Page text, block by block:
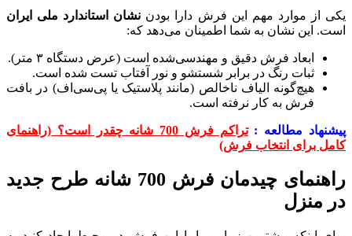
یکی از موارد مهم این فرش دارا بودن نشان استاندارد ملی ایران
است. این نشان به شما اطمینان می‌دهد که:
ابعاد فرش دقیق و مهندسی‌شده است (عرض دستگاه ۳ متر).
ثبات رنگ در برابر شستشو و نور آفتاب تست شده است.
هیچ‌گونه الیاف ناخالص (مانند پلاستیک یا پی‌سی‌اف) در بافت
فرش به کار نرفته است.
پیشنهاد مطالعه :
تراکم فرش 700 شانه چقدر است؟ (راهنمای
کامل برای انتخاب فرش)
راهنمای چیدمان فرش 700 شانه طرح جدید
در منزل